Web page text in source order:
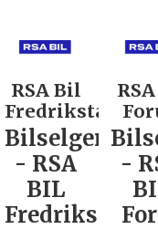
RSA Bil
Forus:
Bilselger
- RSA
BIL
Forus